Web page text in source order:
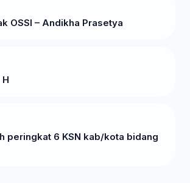
OSSI – Andikha Prasetya
peringkat 6 KSN kab/kota bidang